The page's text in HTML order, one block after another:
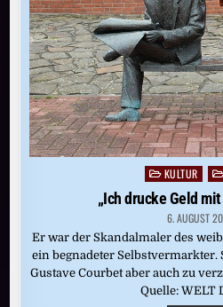
Posted
in
KULTUR
„Ich drucke Geld
6. AUGUST
Er war der Skandalmaler des
ein begnadeter Selbstvermarkter.
Gustave Courbet aber auch zu
Quelle: WELT